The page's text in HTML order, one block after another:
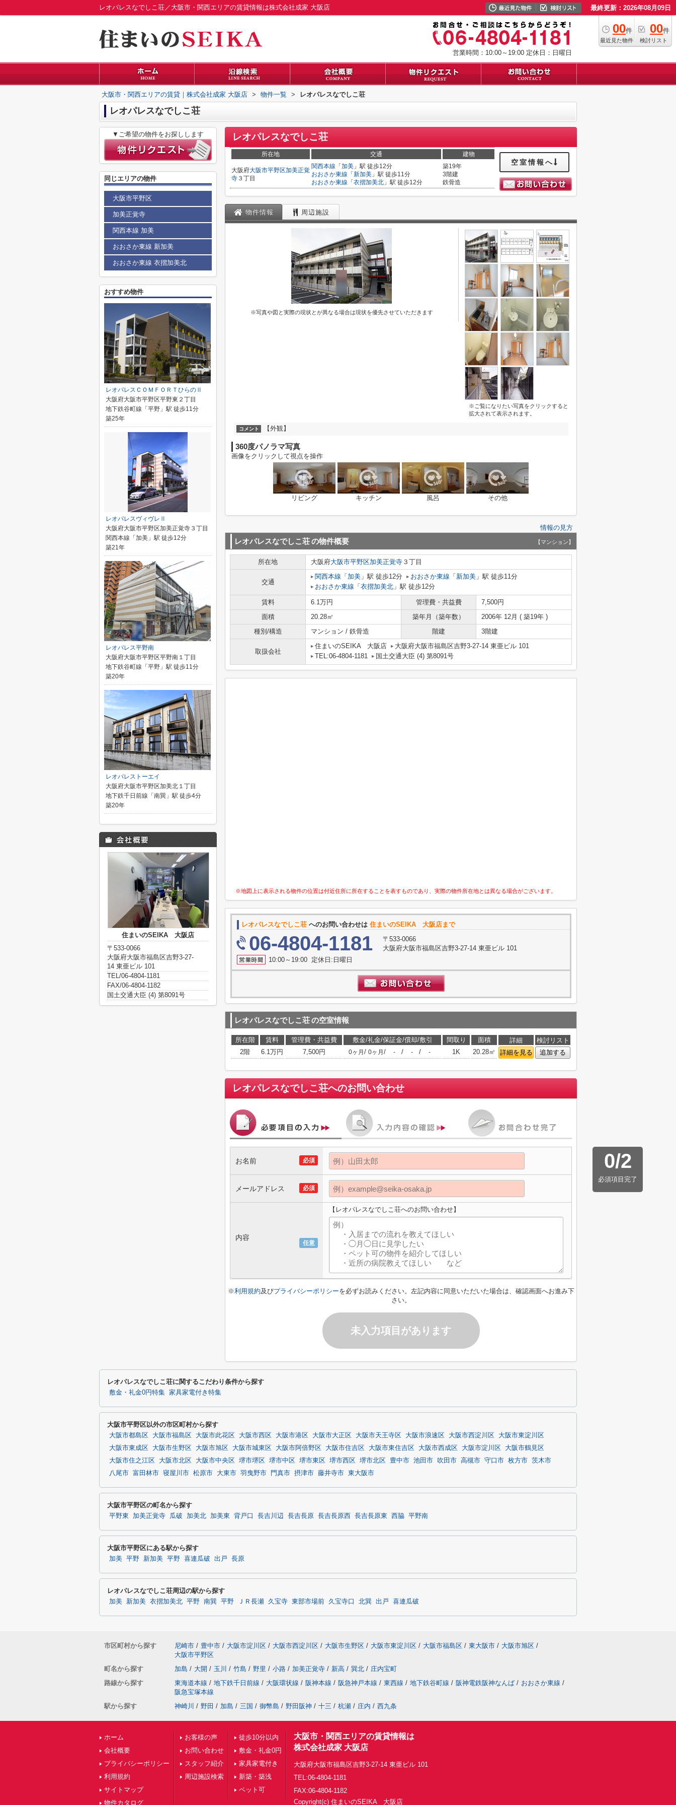
レオパレスなでしこ荘／大阪市・関西エリアの賃貸情報は株式会社成家 大阪店 最終更新：2026年08月09日
00件
最近見た物件
00件
検討リスト
営業時間：10:00～19:00 定休日：日曜日
大阪市・関西エリアの賃貸｜株式会社成家 大阪店 > 物件一覧 > レオパレスなでしこ荘
レオパレスなでしこ荘
レオパレスなでしこ荘
所在地 交通 建物
大阪府大阪市平野区加美正覚
寺 ３丁目
関西本線 「 加美 」駅 徒歩12分
おおさか東線 「 新加美 」駅 徒歩11分
おおさか東線 「 衣摺加美北 」駅 徒歩12分
築19年
3階建
鉄骨造
空室情報へ
物件情報 周辺施設
※写真や図と実際の現状とが異なる場合は現状を優先させていただきます
※ご覧になりたい写真をクリックすると
拡大されて表示されます。
コメント 【外観】
360度パノラマ写真
画像をクリックして視点を操作
リビング キッチン 風呂 その他
情報の見方
レオパレスなでしこ荘の物件概要 【マンション】
所在地 大阪府大阪市平野区加美正覚寺 ３丁目
交通
関西本線 「 加美 」駅 徒歩12分 おおさか東線 「 新加美 」駅 徒歩11分
おおさか東線 「 衣摺加美北 」駅 徒歩12分
賃料 6.1万円 管理費・共益費
7,500円
面積
20.28㎡ 築年月（築年数）
2006年 12月 ( 築19年 )
種別/構造
マンション / 鉄骨造 階建 3階建
取扱会社
住まいのSEIKA 大阪店
大阪府大阪市福島区吉野3-27-14 東亜ビル 101
TEL:06-4804-1181
国土交通大臣 (4) 第8091号
※地図上に表示される物件の位置は付近住所に所在することを表すものであり、実際の物件所在地とは異なる場合がございます。
レオパレスなでしこ荘 へのお問い合わせは 住まいのSEIKA 大阪店まで
06-4804-1181
〒533-0066
大阪府大阪市福島区吉野3-27-14 東亜ビル 101
10:00～19:00 定休日:日曜日
レオパレスなでしこ荘の空室情報
所在階 賃料 管理費・共益費 敷金/礼金/保証金/償却/敷引 間取り 面積 詳細
検討リスト
2階
6.1万円 7,500円 0ヶ月 / 0ヶ月 / - / - / - 1K 20.28㎡ 詳細を見る 追加する
レオパレスなでしこ荘へのお問い合わせ
0/2
必須項目完了
必須
お名前
必須
メールアドレス
任意
内容
【レオパレスなでしこ荘へのお問い合わせ】
※利用規約及びプライバシーポリシーを必ずお読みください。左記内容に同意いただいた場合は、確認画面へお進み下
さい。
未入力項目があります
▼ご希望の物件をお探しします
同じエリアの物件
大阪市平野区
加美正覚寺
関西本線 加美
おおさか東線 新加美
おおさか東線 衣摺加美北
おすすめ物件
レオパレスＣＯＭＦＯＲＴひらのⅡ
大阪府大阪市平野区平野東２丁目
地下鉄谷町線「平野」駅 徒歩11分
築25年
レオパレスヴィヴレⅡ
大阪府大阪市平野区加美正覚寺３丁目
関西本線「加美」駅 徒歩12分
築21年
レオパレス平野南
大阪府大阪市平野区平野南１丁目
地下鉄谷町線「平野」駅 徒歩11分
築20年
レオパレストーエイ
大阪府大阪市平野区加美北１丁目
地下鉄千日前線「南巽」駅 徒歩4分
築20年
住まいのSEIKA 大阪店
〒533-0066
大阪府大阪市福島区吉野3-27-
14 東亜ビル 101
TEL/06-4804-1181
FAX/06-4804-1182
国土交通大臣 (4) 第8091号
レオパレスなでしこ荘に関するこだわり条件から探す
敷金・礼金0円特集 家具家電付き特集
大阪市平野区以外の市区町村から探す
大阪市都島区 大阪市福島区 大阪市此花区 大阪市西区 大阪市港区 大阪市大正区 大阪市天王寺区 大阪市浪速区 大阪市西淀川区
大阪市東淀川区
大阪市東成区
大阪市生野区 大阪市旭区 大阪市城東区 大阪市阿倍野区 大阪市住吉区 大阪市東住吉区 大阪市西成区 大阪市淀川区
大阪市鶴見区
大阪市住之江区
大阪市北区 大阪市中央区 堺市堺区 堺市中区 堺市東区 堺市西区 堺市北区 豊中市 池田市 吹田市 高槻市 守口市 枚方市 茨木市
八尾市 富田林市 寝屋川市 松原市 大東市 羽曳野市 門真市 摂津市 藤井寺市 東大阪市
大阪市平野区の町名から探す
平野東 加美正覚寺 瓜破 加美北 加美東 背戸口 長吉川辺 長吉長原 長吉長原西 長吉長原東 西脇 平野南
大阪市平野区にある駅から探す
加美 平野 新加美 平野 喜連瓜破 出戸 長原
レオパレスなでしこ荘周辺の駅から探す
加美 新加美 衣摺加美北 平野 南巽 平野 ＪＲ長瀬 久宝寺 東部市場前 久宝寺口 北巽 出戸 喜連瓜破
市区町村から探す 尼崎市 / 豊中市 / 大阪市淀川区 / 大阪市西淀川区 / 大阪市生野区 / 大阪市東淀川区 / 大阪市福島区 / 東大阪市 / 大阪市旭区 /
大阪市平野区
町名から探す
加島 / 大開 / 玉川 / 竹島 / 野里 / 小路 / 加美正覚寺 / 新高 / 巽北 / 庄内宝町
路線から探す
東海道本線 / 地下鉄千日前線 / 大阪環状線 / 阪神本線 / 阪急神戸本線 / 東西線 / 地下鉄谷町線 / 阪神電鉄阪神なんば / おおさか東線 /
阪急宝塚本線
駅から探す
神崎川 / 野田 / 加島 / 三国 / 御幣島 / 野田阪神 / 十三 / 杭瀬 / 庄内 / 西九条
ホーム
会社概要
プライバシーポリシー
利用規約
サイトマップ
物件カタログ
お客様の声
お問い合わせ
スタッフ紹介
周辺施設検索
徒歩10分以内
敷金・礼金0円
家具家電付き
新築・築浅
ペット可
大阪市・関西エリアの賃貸情報は
株式会社成家 大阪店
大阪府大阪市福島区吉野3-27-14 東亜ビル 101
TEL:06-4804-1181
FAX:06-4804-1182
Copyright(c) 住まいのSEIKA 大阪店